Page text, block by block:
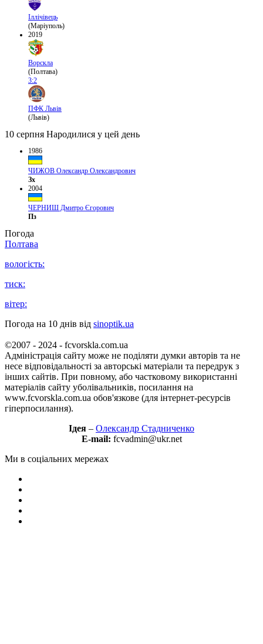
Іллічівець
(Маріуполь)
2019
Ворскла
(Полтава)
3:2
ПФК Львів
(Львів)
10 серпня Народилися у цей день
1986
ЧИЖОВ Олександр Олександрович
Зх
2004
ЧЕРНИШ Дмитро Єгорович
Пз
Погода
Полтава
вологість:
тиск:
вітер:
Погода на 10 днів від sinoptik.ua
©2007 - 2024 - fcvorskla.com.ua
Адміністрація сайту може не поділяти думки авторів та не
несе відповідальності за авторські матеріали та передрук з
інших сайтів. При повному, або частковому використанні
матеріалів сайту уболівальників, посилання на
www.fcvorskla.com.ua обов'язкове (для інтернет-ресурсів
гіперпосилання).
Ідея – Олександр Стадниченко
E-mail: fcvadmin@ukr.net
Ми в соціальних мережах